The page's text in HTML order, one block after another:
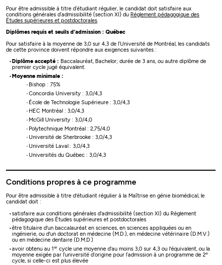
Pour être admissible à titre d’étudiant régulier, le candidat doit satisfaire aux
conditions générales d’admissibilité (section XI) du Règlement pédagogique des
Études supérieures et postdoctorales.
Diplômes requis et seuils d’admission : Québec
Pour satisfaire à la moyenne de 3,0 sur 4,3 de l’Université de Montréal, les candidats
de cette province doivent répondre aux exigences suivantes :
Diplôme accepté : Baccalauréat, Bachelor; durée de 3 ans, ou autre diplôme de
premier cycle jugé équivalent.
Moyenne minimale :
Bishop : 75%
Concordia University : 3,0/4,3
École de Technologie Supérieure : 3,0/4,3
HEC Montréal : 3,0/4,3
McGill University : 3,0/4,0
Polytechnique Montréal : 2,75/4,0
Université de Sherbrooke : 3,0/4,3
Université Laval : 3,0/4,3
Universités du Québec : 3,0/4,3
Conditions propres à ce programme
Pour être admissible à titre d'étudiant régulier à la Maîtrise en génie biomédical, le
candidat doit :
satisfaire aux conditions générales d'admissibilité (section XI) du Règlement
pédagogique des Études supérieures et postdoctorales
être titulaire d'un baccalauréat en sciences, en sciences appliquées ou en
ingénierie, ou d'un doctorat en médecine (M.D.), en médecine vétérinaire (D.M.V.)
ou en médecine dentaire (D.M.D.)
avoir obtenu au 1 ercycle une moyenne d'au moins 3,0 sur 4,3 ou l'équivalent, ou la
moyenne exigée par l’université d’origine pour l’admission à un programme de 2e
cycle, si celle-ci est plus élevée